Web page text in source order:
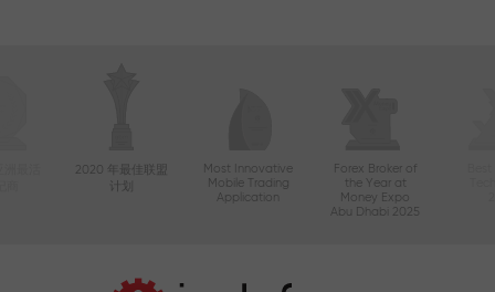
2020 年最佳联盟
Most Innovative
Mobile Trading
Application
Forex Broker of
the Year at
Money Expo
Abu Dhabi 2025